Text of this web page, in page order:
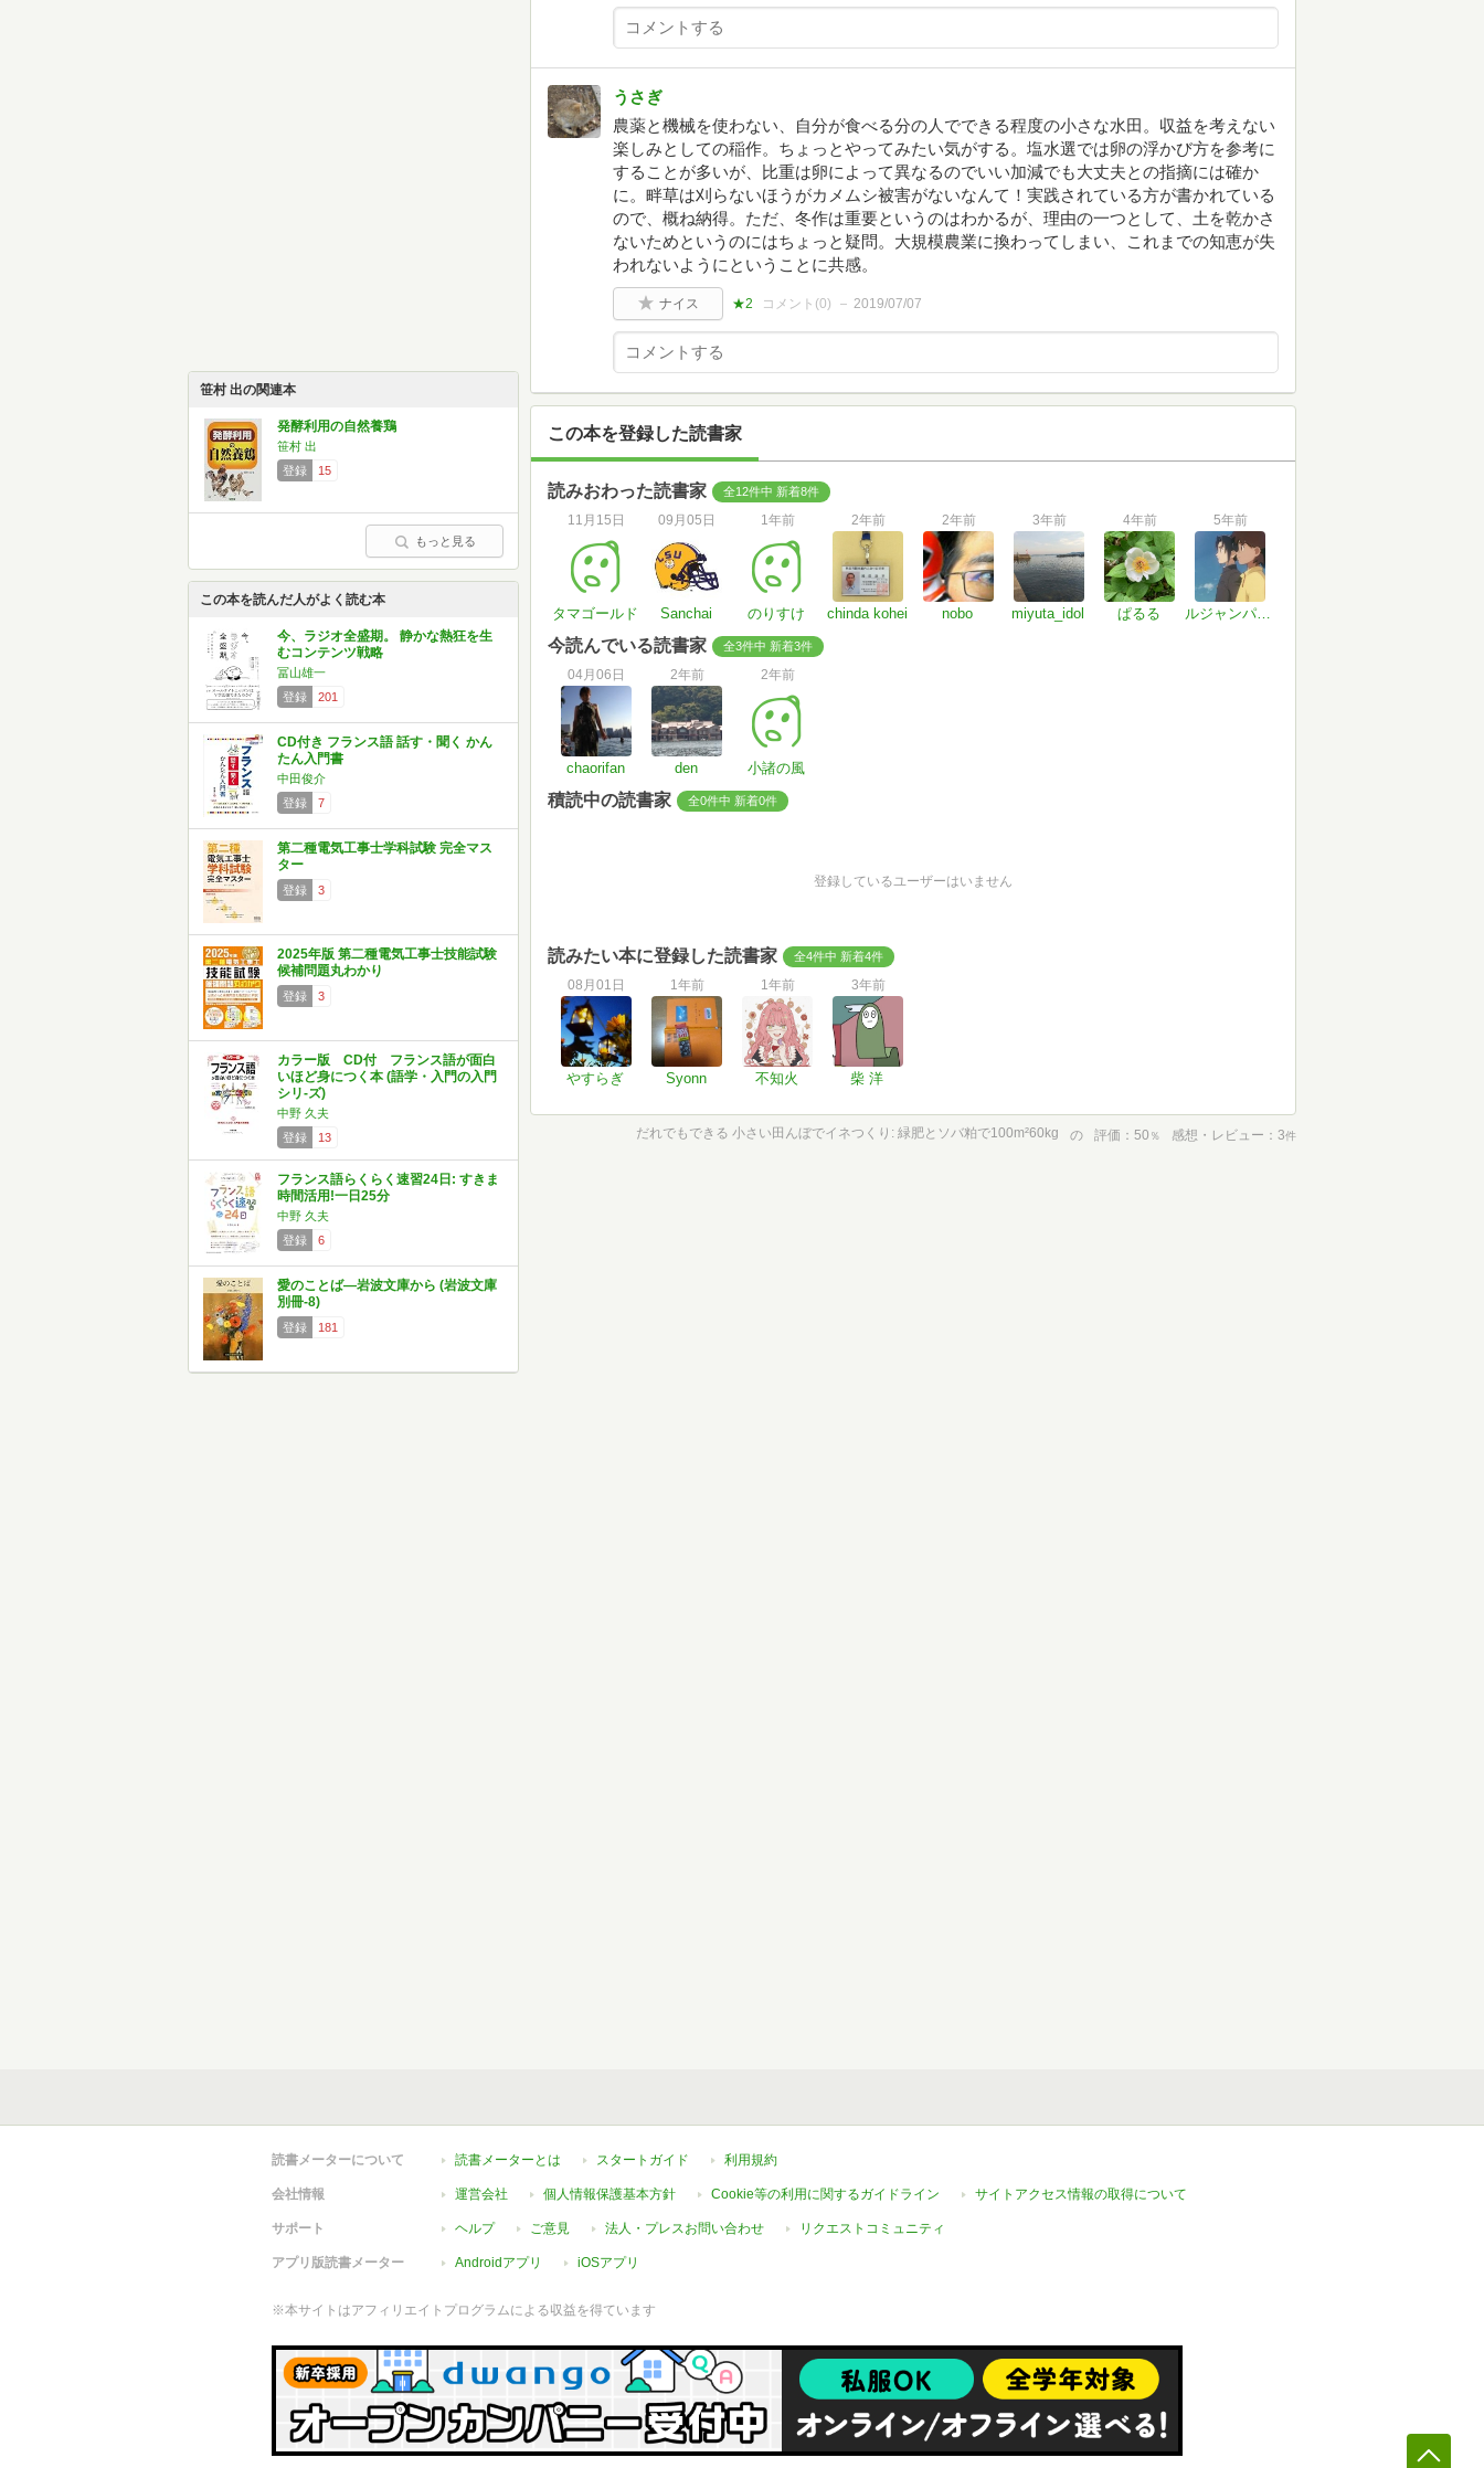
笹村 出の関連本
発酵利用の自然養鶏
笹村 出
登録
15
もっと見る
この本を読んだ人がよく読む本
今、ラジオ全盛期。 静かな熱狂を生
むコンテンツ戦略
冨山雄一
登録
201
CD付き フランス語 話す・聞く かん
たん入門書
中田俊介
登録
7
第二種電気工事士学科試験 完全マス
ター
登録 3
2025年版 第二種電気工事士技能試験
候補問題丸わかり
登録 3
カラー版 CD付 フランス語が面白
いほど身につく本 (語学・入門の入門
シリ-ズ)
中野 久夫
登録
13
フランス語らくらく速習24日: すきま
時間活用!一日25分
中野 久夫
登録
6
愛のことば―岩波文庫から (岩波文庫
別冊-8)
登録 181
うさぎ
農薬と機械を使わない、自分が食べる分の人でできる程度の小さな水田。収益を考えない
楽しみとしての稲作。ちょっとやってみたい気がする。塩水選では卵の浮かび方を参考に
することが多いが、比重は卵によって異なるのでいい加減でも大丈夫との指摘には確か
に。畔草は刈らないほうがカメムシ被害がないなんて！実践されている方が書かれている
ので、概ね納得。ただ、冬作は重要というのはわかるが、理由の一つとして、土を乾かさ
ないためというのにはちょっと疑問。大規模農業に換わってしまい、これまでの知恵が失
われないようにということに共感。
ナイス ★2 コメント(0) 2019/07/07
この本を登録した読書家
読みおわった読書家 全12件中 新着8件
11月15日
タマゴールド
09月05日
Sanchai
1年前
のりすけ
2年前
chinda kohei
2年前
nobo
3年前
miyuta_idol
4年前
ぱるる
5年前
ルジャンパール究一
今読んでいる読書家 全3件中 新着3件
04月06日
chaorifan
2年前
den
2年前
小諸の風
積読中の読書家 全0件中 新着0件
登録しているユーザーはいません
読みたい本に登録した読書家 全4件中 新着4件
08月01日
やすらぎ
1年前
Syonn
1年前
不知火
3年前
柴 洋
だれでもできる 小さい田んぼでイネつくり: 緑肥とソバ粕で100m²60kg の 評価 50 ％ 感想・レビュー 3件
読書メーターについて 読書メーターとは スタートガイド 利用規約
会社情報 運営会社 個人情報保護基本方針 Cookie等の利用に関するガイドライン サイトアクセス情報の取得について
サポート ヘルプ ご意見 法人・プレスお問い合わせ リクエストコミュニティ
アプリ版読書メーター Androidアプリ iOSアプリ
※本サイトはアフィリエイトプログラムによる収益を得ています